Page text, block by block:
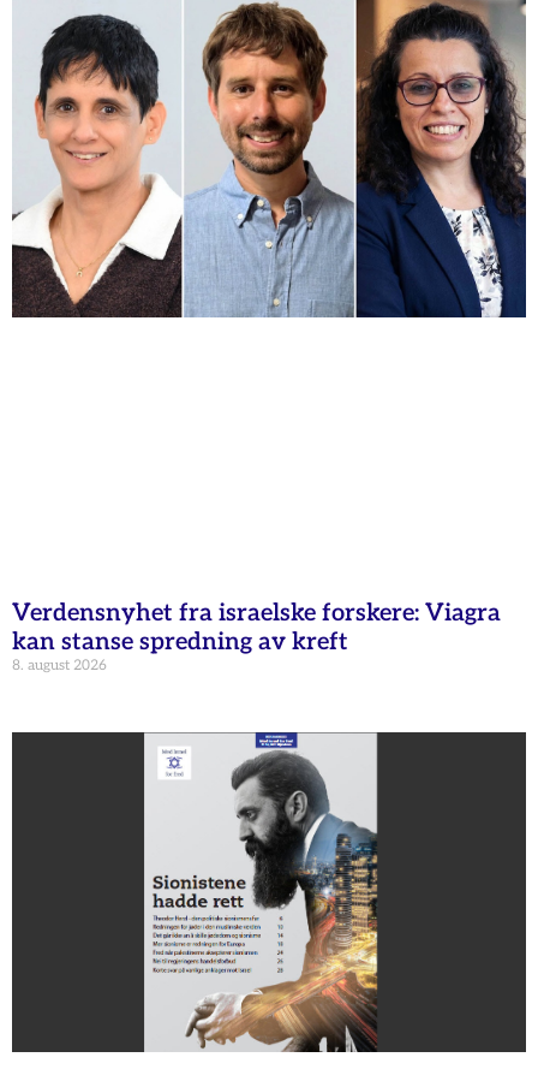
Verdensnyhet fra israelske forskere: Viagra
kan stanse spredning av kreft
8. august 2026